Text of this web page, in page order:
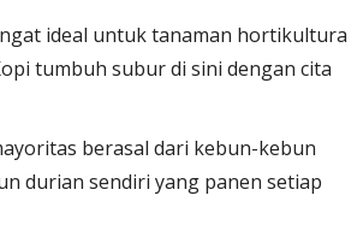
ideal untuk tanaman hortikultura
tumbuh subur di sini dengan cita
berasal dari kebun-kebun
durian sendiri yang panen setiap